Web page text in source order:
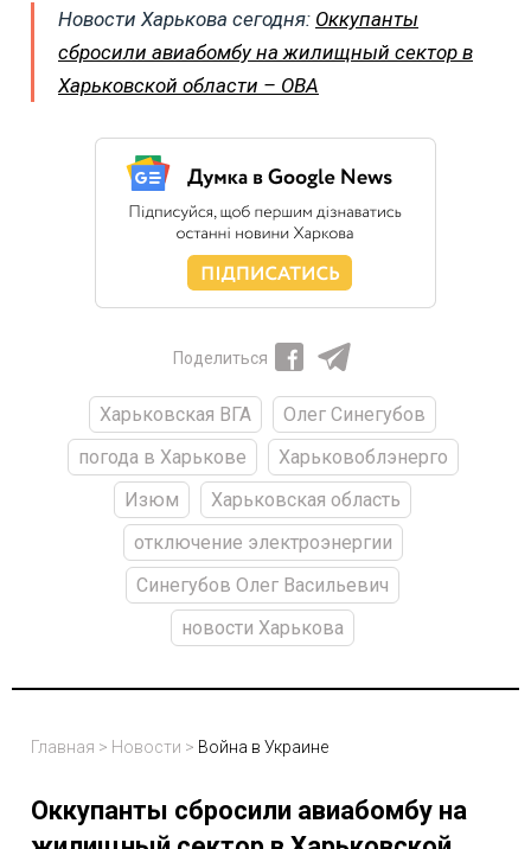
Новости Харькова сегодня: Оккупанты
сбросили авиабомбу на жилищный сектор в
Харьковской области – ОВА
Поделиться
Харьковская ВГА
Олег Синегубов
погода в Харькове
Харьковоблэнерго
Изюм
Харьковская область
отключение электроэнергии
Синегубов Олег Васильевич
новости Харькова
Главная > Новости > Война в Украине
Оккупанты сбросили авиабомбу на